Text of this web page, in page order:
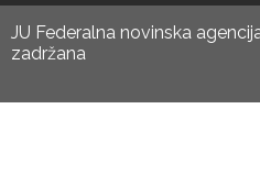
JU Federalna novinska
zadržana